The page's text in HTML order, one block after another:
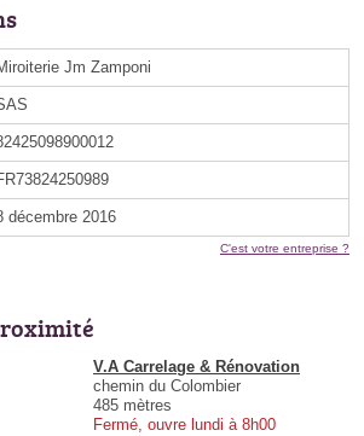
Jm Zamponi
décembre 2016
C'est votre entreprise ?
V.A Carrelage & Rénovation
chemin du Colombier
485 mètres
Fermé, ouvre lundi à 8h00